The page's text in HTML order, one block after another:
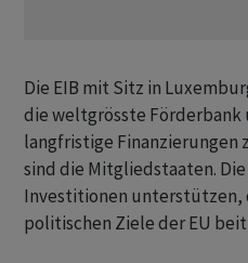
Die EIB mit Sitz in
die weltgrösste
langfristige Finanzierungen
sind die Mitgliedstaaten.
Investitionen unterstützen,
politischen Ziele der EU